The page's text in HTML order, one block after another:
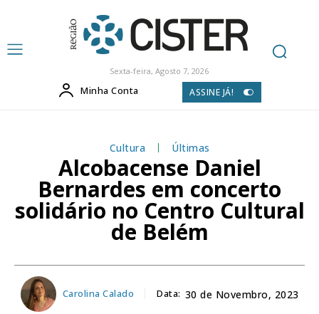
Sexta-feira, Agosto 7, 2026
Minha Conta ASSINE JÁ!
Cultura Últimas
Alcobacense Daniel
Bernardes em concerto
solidário no Centro Cultural
de Belém
Carolina Calado Data: 30 de Novembro, 2023